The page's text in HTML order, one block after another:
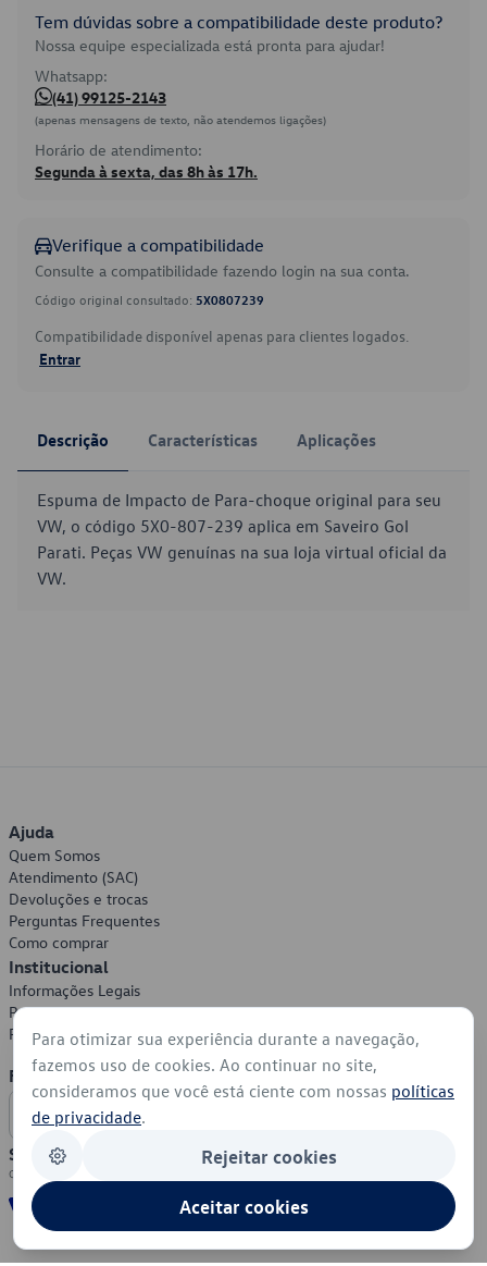
Tem dúvidas sobre a compatibilidade deste produto?
Nossa equipe especializada está pronta para ajudar!
Whatsapp:
(41) 99125-2143
(apenas mensagens de texto, não atendemos ligações)
Horário de atendimento:
Segunda à sexta, das 8h às 17h.
Verifique a compatibilidade
Consulte a compatibilidade fazendo login na sua conta.
Código original consultado: 5X0807239
Compatibilidade disponível apenas para clientes logados.
Entrar
Descrição Características Aplicações
Espuma de Impacto de Para-choque original para seu
VW, o código 5X0-807-239 aplica em Saveiro Gol
Parati. Peças VW genuínas na sua loja virtual oficial da
VW.
Ajuda
Quem Somos
Atendimento (SAC)
Devoluções e trocas
Perguntas Frequentes
Como comprar
Institucional
Informações Legais
Política de Privacidade
Política de Cookies
Formas de Pagamento
Segurança
Para otimizar sua experiência durante a navegação,
fazemos uso de cookies. Ao continuar no site,
consideramos que você está ciente com nossas políticas
de privacidade.
Rejeitar cookies
Aceitar cookies